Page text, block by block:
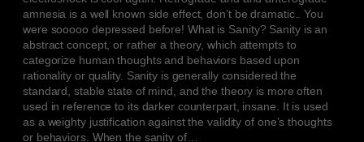
amnesia is a well known side effect, don’t be dramatic.. You
were sooooo depressed before! What is Sanity? Sanity is an
abstract concept, or rather a theory, which attempts to
categorize human thoughts and behaviors based upon
rationality or quality. Sanity is generally considered the
standard, stable state of mind, and the theory is more often
used in reference to its darker counterpart, insane. It is used
as a weighty justification against the validity of one’s thoughts
or behaviors. When the sanity of…